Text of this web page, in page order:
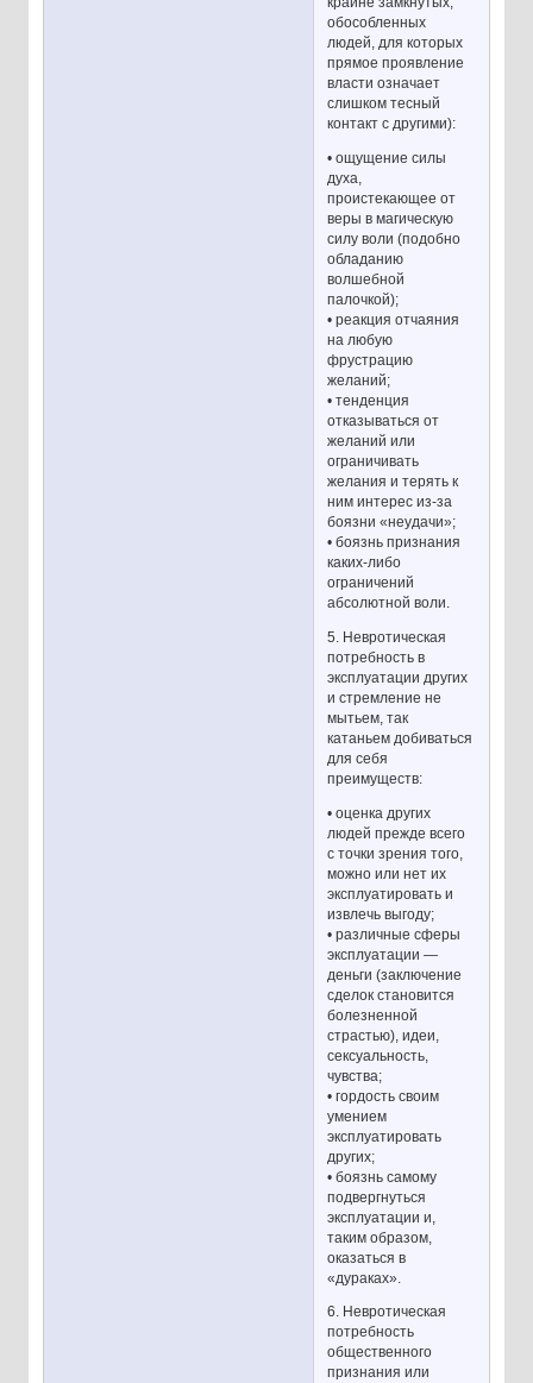
обособленных
людей, для которых
прямое проявление
власти означает
слишком тесный
контакт с другими):
• ощущение силы
духа,
проистекающее от
веры в магическую
силу воли (подобно
обладанию
волшебной
палочкой);
• реакция отчаяния
на любую
фрустрацию
желаний;
• тенденция
отказываться от
желаний или
ограничивать
желания и терять к
ним интерес из-за
боязни «неудачи»;
• боязнь признания
каких-либо
ограничений
абсолютной воли.
5. Невротическая
потребность в
эксплуатации других
и стремление не
мытьем, так
катаньем добиваться
для себя
преимуществ:
• оценка других
людей прежде всего
с точки зрения того,
можно или нет их
эксплуатировать и
извлечь выгоду;
• различные сферы
эксплуатации —
деньги (заключение
сделок становится
болезненной
страстью), идеи,
сексуальность,
чувства;
• гордость своим
умением
эксплуатировать
других;
• боязнь самому
подвергнуться
эксплуатации и,
таким образом,
оказаться в
«дураках».
6. Невротическая
потребность
общественного
признания или